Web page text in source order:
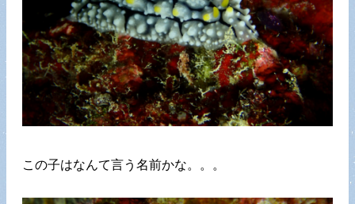
この子はなんて言う名前かな。。。